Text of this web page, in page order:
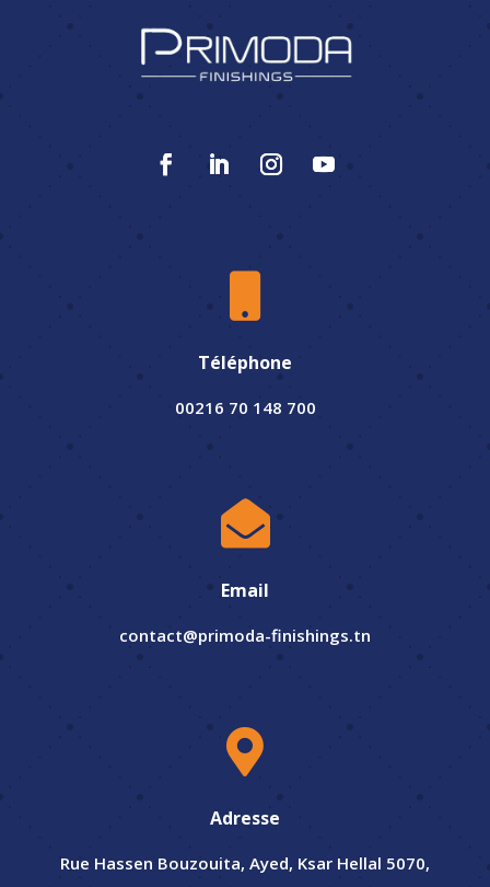
Téléphone
00216 70 148 700

Email
contact@primoda-finishings.tn

Adresse
Rue Hassen Bouzouita, Ayed, Ksar Hellal 5070,